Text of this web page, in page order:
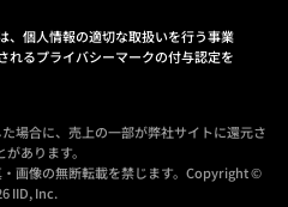
、個人情報の適切な取扱いを行う事業
れるプライバシーマークの付与認定を
場合に、売上の一部が弊社サイトに還元さ
あります。
画像の無断転載を禁じます。Copyright ©
IID, Inc.